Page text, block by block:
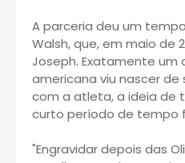
A parceria deu um
Walsh, que, em maio de
Joseph. Exatamente um
americana viu nascer de
com a atleta, a ideia de
curto período de tempo
"Engravidar depois das